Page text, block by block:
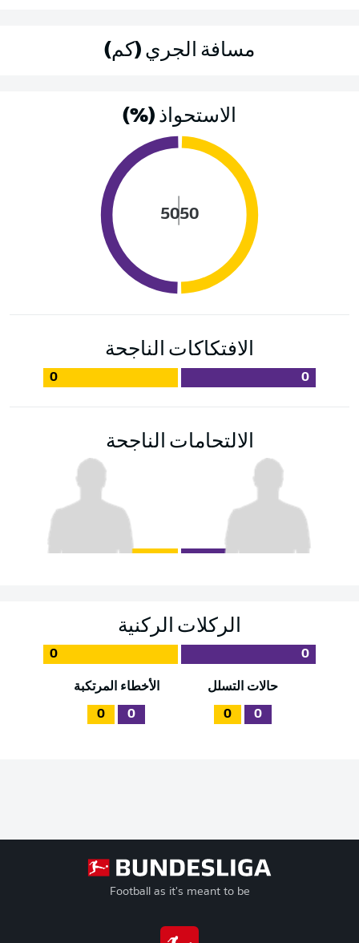
مسافة الجري (كم)
الاستحواذ (%)
50
50
الافتكاكات الناجحة
0
0
الالتحامات الناجحة
الركلات الركنية
0
0
حالات التسلل
0
0
الأخطاء المرتكبة
0
0
Football as it's meant to be